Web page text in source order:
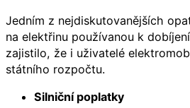
Jedním z nejdiskutovanějších
na elektřinu používanou k
zajistilo, že i uživatelé
státního rozpočtu.
Silniční poplatky